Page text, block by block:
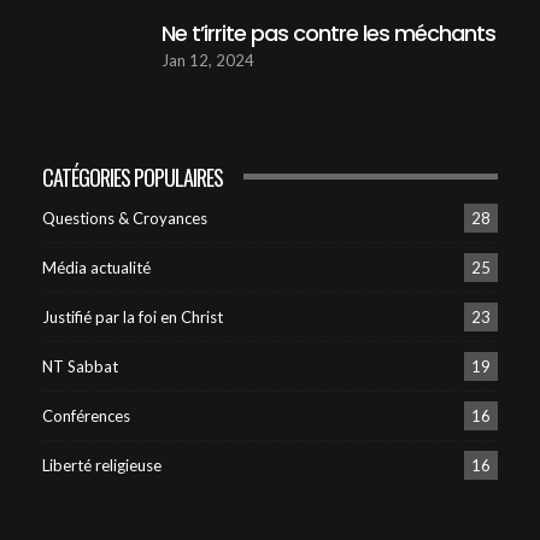
ARMAGEDDON - Amérique, Asie, Afrique,
Europe, Quelles implications ?
57:46
22
49:34
23
écrit ?
24
Ne t’irrite pas contre les méchants
Jan 12, 2024
CATÉGORIES POPULAIRES
Questions & Croyances 28
Média actualité 25
Justifié par la foi en Christ 23
NT Sabbat 19
Conférences 16
Liberté religieuse 16